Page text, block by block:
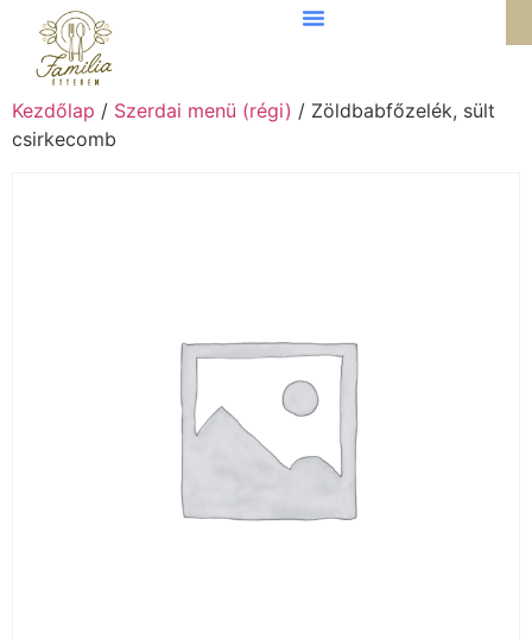
Kezdőlap / Szerdai menü (régi) / Zöldbabfőzelék, sült
csirkecomb